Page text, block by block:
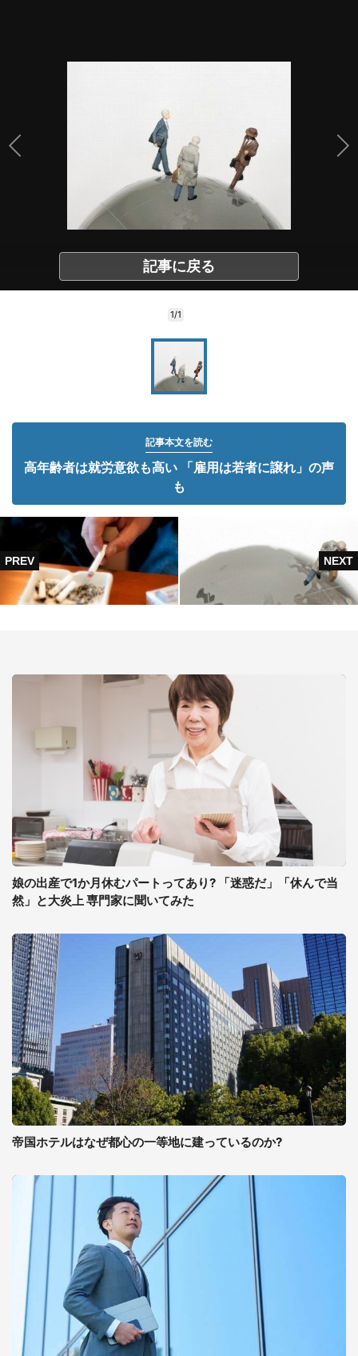
記事に戻る
1/1
記事本文を読む
高年齢者は就労意欲も高い 「雇用は若者に譲れ」の声
も
娘の出産で1か月休むパートってあり? 「迷惑だ」「休んで当
然」と大炎上 専門家に聞いてみた
帝国ホテルはなぜ都心の一等地に建っているのか?